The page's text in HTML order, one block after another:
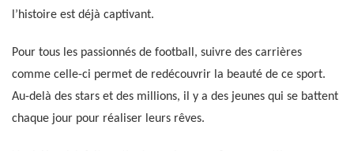
l’histoire est déjà captivant.
Pour tous les passionnés de football, suivre des carrières
comme celle-ci permet de redécouvrir la beauté de ce sport.
Au-delà des stars et des millions, il y a des jeunes qui se battent
chaque jour pour réaliser leurs rêves.